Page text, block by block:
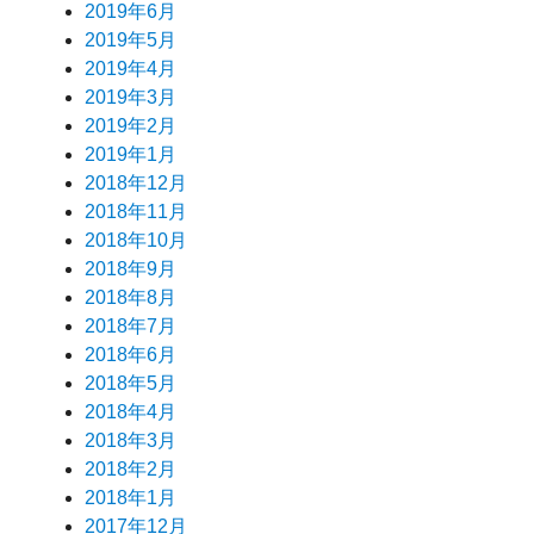
2019年6月
2019年5月
2019年4月
2019年3月
2019年2月
2019年1月
2018年12月
2018年11月
2018年10月
2018年9月
2018年8月
2018年7月
2018年6月
2018年5月
2018年4月
2018年3月
2018年2月
2018年1月
2017年12月